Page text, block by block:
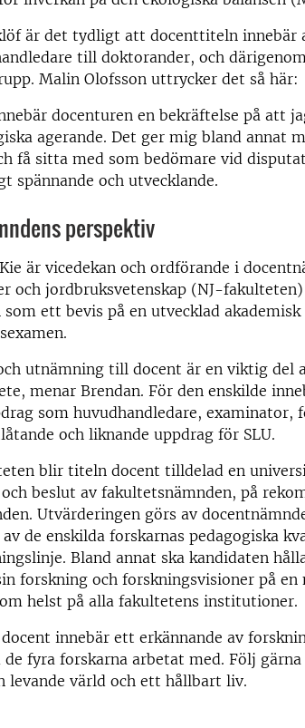
är det tydligt att docenttiteln
till doktorander, och
Malin Olofsson uttrycker det så här:
docenturen en bekräftelse på att
agerande. Det ger mig bland annat
få sitta med som bedömare vid
spännande och utvecklande.
perspektiv
är vicedekan och ordförande i
och jordbruksvetenskap (NJ-
ett bevis på en utvecklad
utnämning till docent är en viktig del
menar Brendan. För den enskilde
som huvudhandledare, examinator,
och liknande uppdrag för SLU.
blir titeln docent tilldelad en
beslut av fakultetsnämnden, på
Utvärderingen görs av
de enskilda forskarnas pedagogiska
Bland annat ska kandidaten
forskning och forskningsvisioner på
helst på alla fakultetens institutioner.
innebär ett erkännande av
fyra forskarna arbetat med. Följ gärna
levande värld och ett hållbart liv.